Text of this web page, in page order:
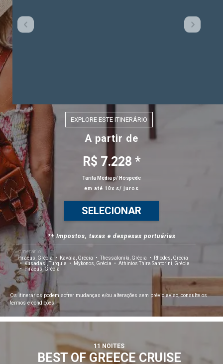
EXPLORE ESTE ITINERÁRIO
A partir de
R$ 7.228 *
Tarifa Média p/ Hóspede
em até 10x s/ juros
SELECIONAR
*+ Impostos, taxas e despesas portuárias
Itinerário
Piraeus, Grécia
Kavála, Grécia Thessaloniki, Grécia
Rhodes, Grécia
Kusadasi, Turquia
Mykonos, Grécia
Athinios Thira Santorini, Grécia
Piraeus, Grécia
Os itinerários podem sofrer mudanças e/ou alterações sem prévio aviso, consulte os
termos e condições.
11 NOITES
BEST OF GREECE CRUISE